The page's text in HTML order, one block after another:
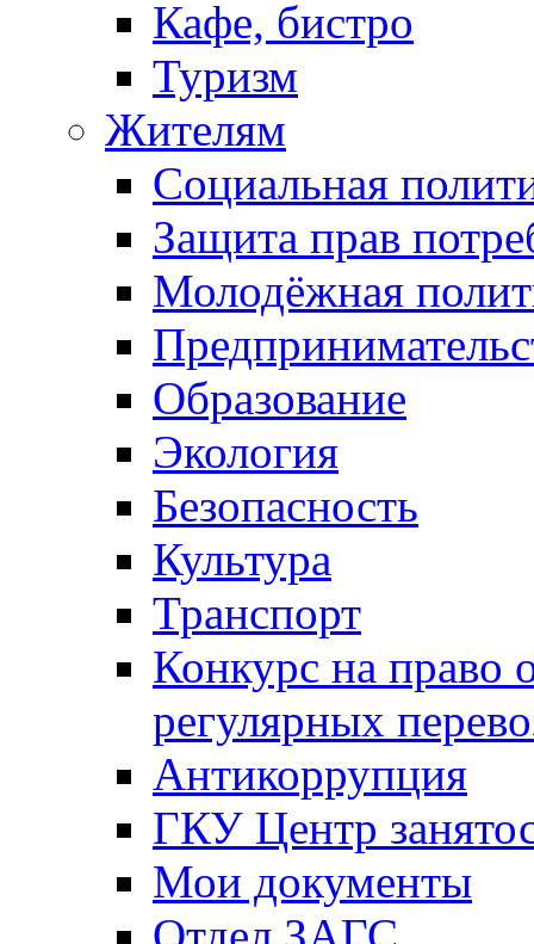
Кафе, бистро
Туризм
Жителям
Социальная
Защита прав
Молодёжная
Образование
Экология
Безопасность
Культура
Транспорт
Конкурс на право
регулярных
Антикоррупция
ГКУ Центр
Мои документы